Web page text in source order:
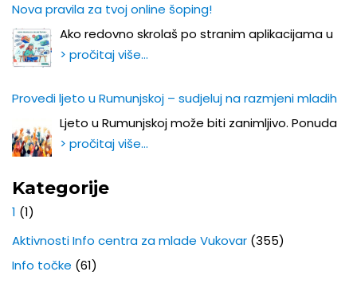
Nova pravila za tvoj online šoping!
Ako redovno skrolaš po stranim aplikacijama u
> pročitaj više…
Provedi ljeto u Rumunjskoj – sudjeluj na razmjeni mladih
Ljeto u Rumunjskoj može biti zanimljivo. Ponuda
> pročitaj više…
Kategorije
1 (1)
Aktivnosti Info centra za mlade Vukovar (355)
Info točke (61)